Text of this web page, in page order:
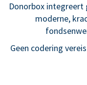
Donorbox
moderne,
Geen codering